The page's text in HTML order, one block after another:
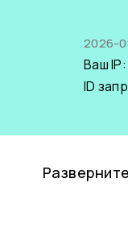
2026-
Ваш IP:
ID